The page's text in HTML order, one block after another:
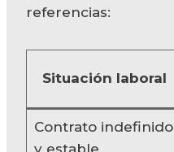
referencias:
Situación laboral
Contrato indefinido